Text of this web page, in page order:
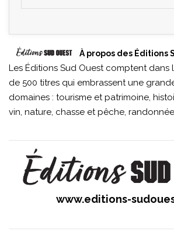
À propos des Éditions
Les Éditions Sud Ouest comptent
de 500 titres qui embrassent une
domaines : tourisme et patrimoine,
vin, nature, chasse et pêche,
www.editions-